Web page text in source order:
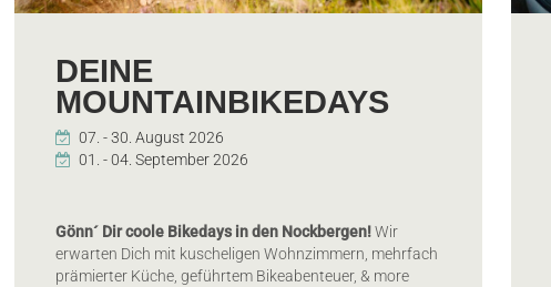
DEINE
MOUNTAINBIKEDAYS
Gönn´ Dir coole Bikedays in den Nockbergen!Wir
erwarten Dich mit kuscheligen Wohnzimmern, mehrfach
prämierter Küche, geführtem Bikeabenteuer, & more